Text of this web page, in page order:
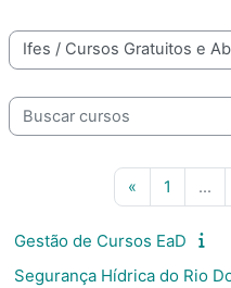
Categorias de Cursos
Buscar cursos
« Página
1 Página 1
…
Gestão de Cursos EaD
Segurança Hídrica do Rio